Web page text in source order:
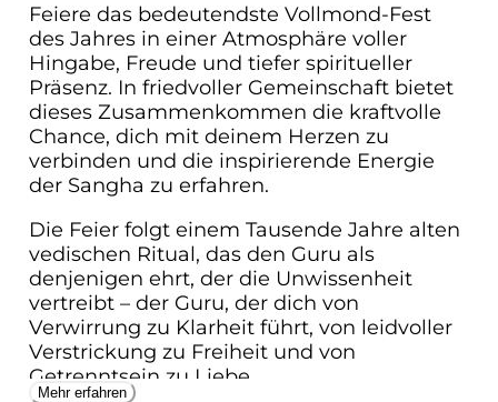
Feiere das bedeutendste Vollmond-Fest
des Jahres in einer Atmosphäre voller
Hingabe, Freude und tiefer spiritueller
Präsenz. In friedvoller Gemeinschaft bietet
dieses Zusammenkommen die kraftvolle
Chance, dich mit deinem Herzen zu
verbinden und die inspirierende Energie
der Sangha zu erfahren.
Die Feier folgt einem Tausende Jahre alten
vedischen Ritual, das den Guru als
denjenigen ehrt, der die Unwissenheit
vertreibt – der Guru, der dich von
Verwirrung zu Klarheit führt, von leidvoller
Verstrickung zu Freiheit und von
Getrenntsein zu Liebe.
Mehr erfahren